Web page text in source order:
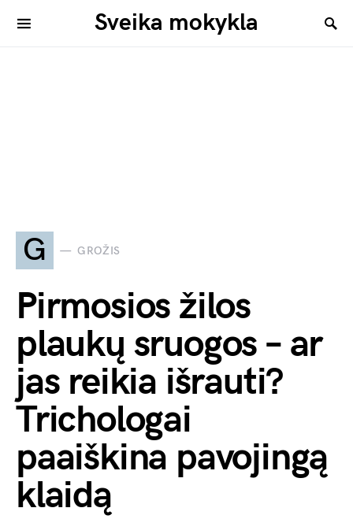
Sveika mokykla
G GROŽIS
Pirmosios žilos
plaukų sruogos – ar
jas reikia išrauti?
Trichologai
paaiškina pavojingą
klaidą